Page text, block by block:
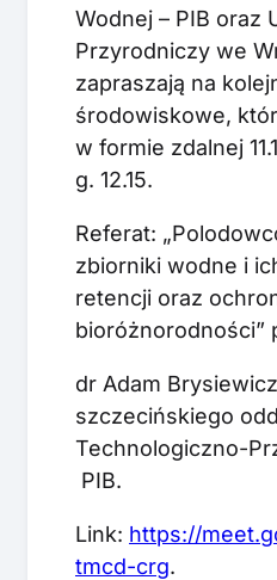
Wodnej – PIB oraz
Przyrodniczy we
zapraszają na
środowiskowe,
w formie zdalnej
g. 12.15.
Referat:
zbiorniki wodne i
retencji oraz
bioróżnorodności”
dr Adam
szczecińskiego
Technologiczno-
PIB.
Link: https://
tmcd-crg.